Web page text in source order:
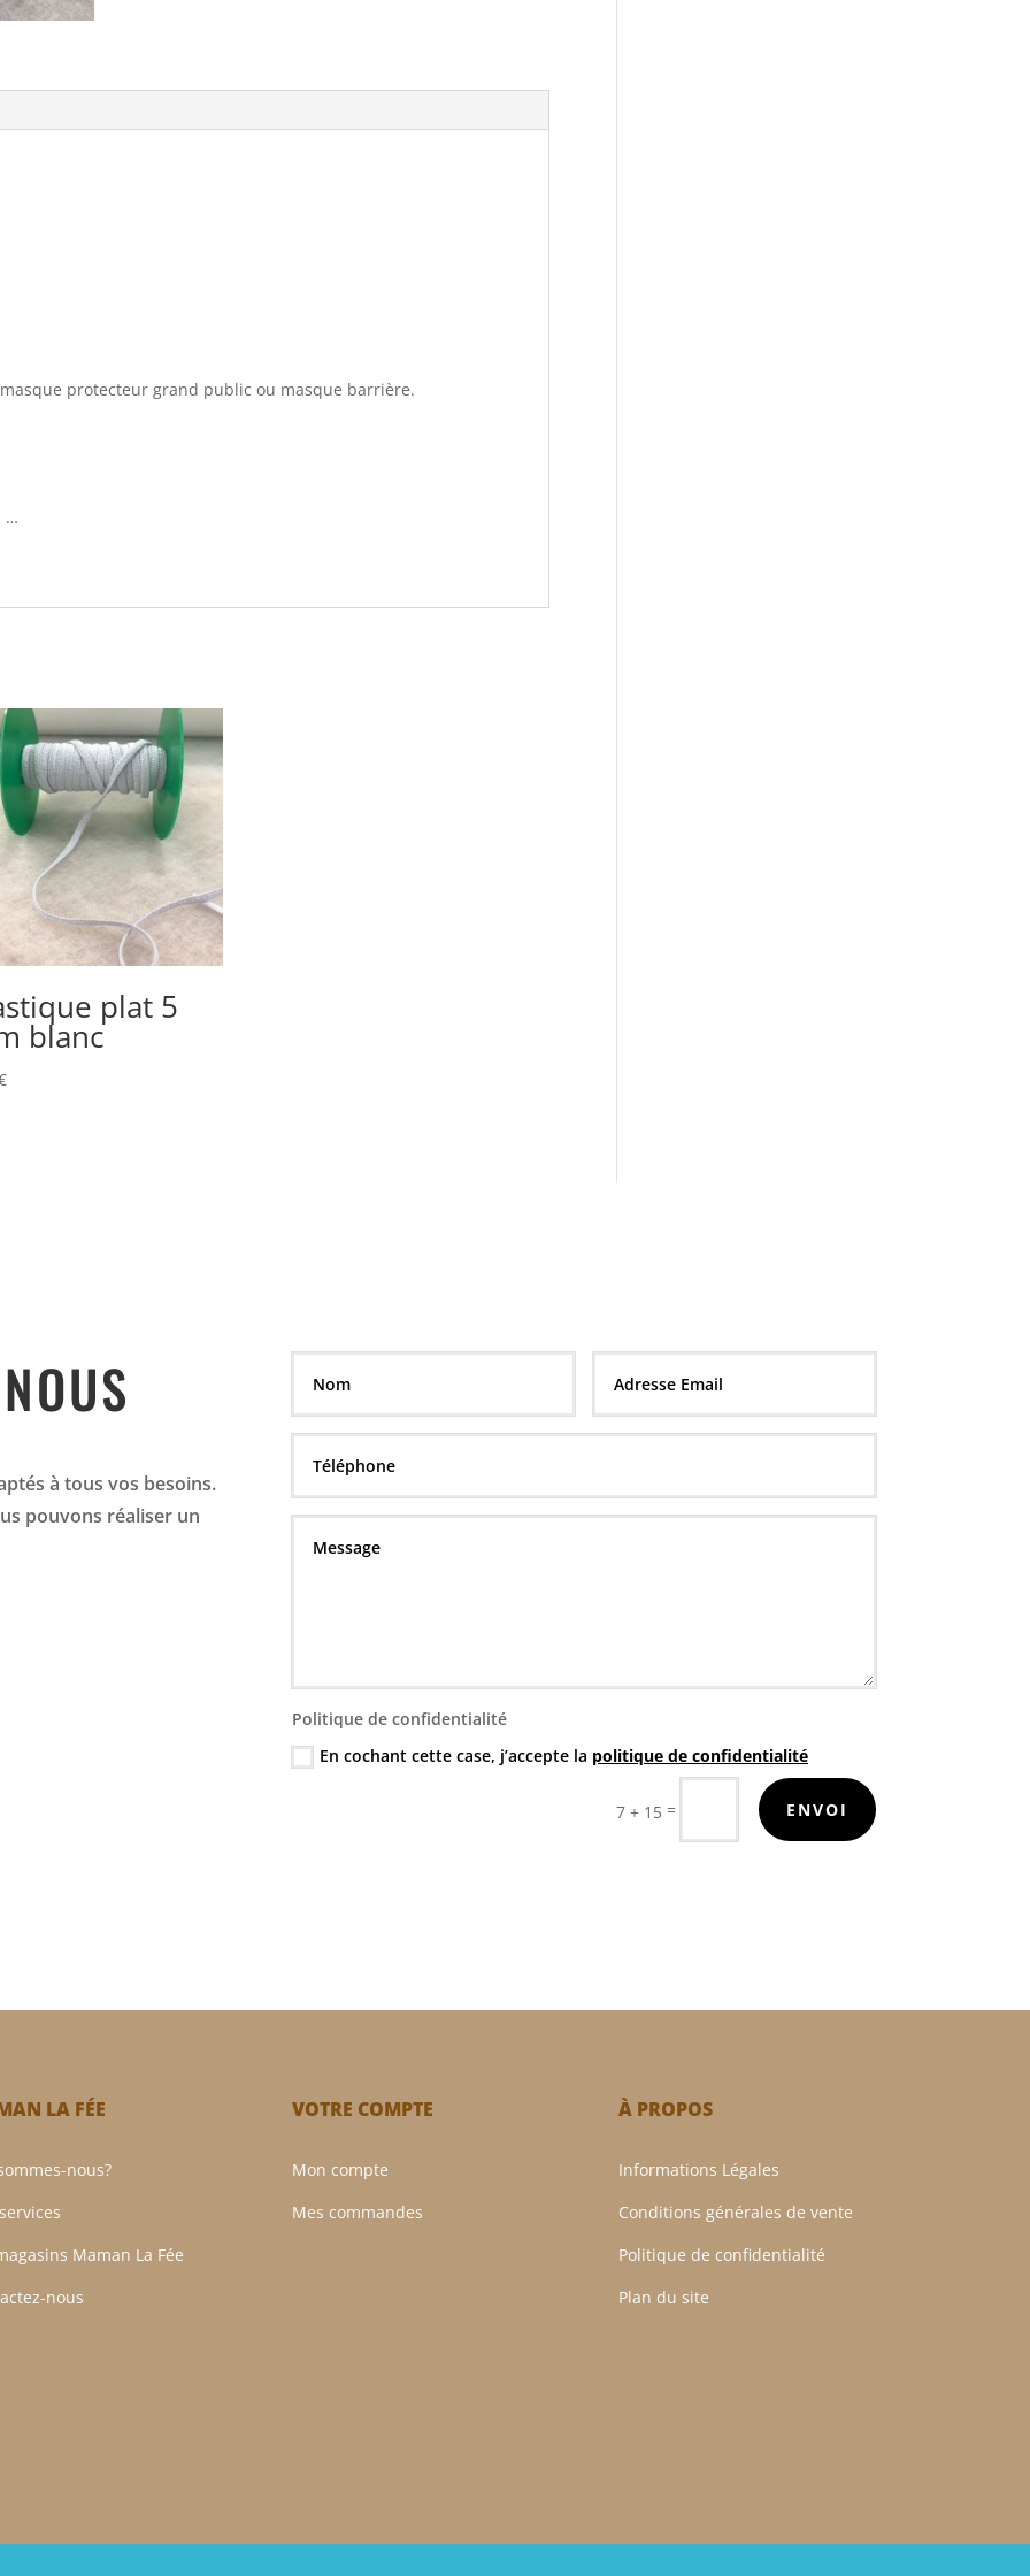
protecteur grand public ou masque barrière.
…
plat 5
blanc
à tous vos besoins.
pouvons réaliser un
Politique de confidentialité
En cochant cette case, j’accepte la politique de confidentialité
7 + 15= ENVOI
LA FÉE
nous?
Maman La Fée
nous
VOTRE COMPTE
Mon compte
Mes commandes
À PROPOS
Informations Légales
Conditions générales de vente
Politique de confidentialité
Plan du site